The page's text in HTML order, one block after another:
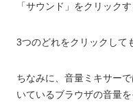
「サウンド」をクリック
3つのどれをクリックして
ちなみに、音量ミキサー
いているブラウザの音量